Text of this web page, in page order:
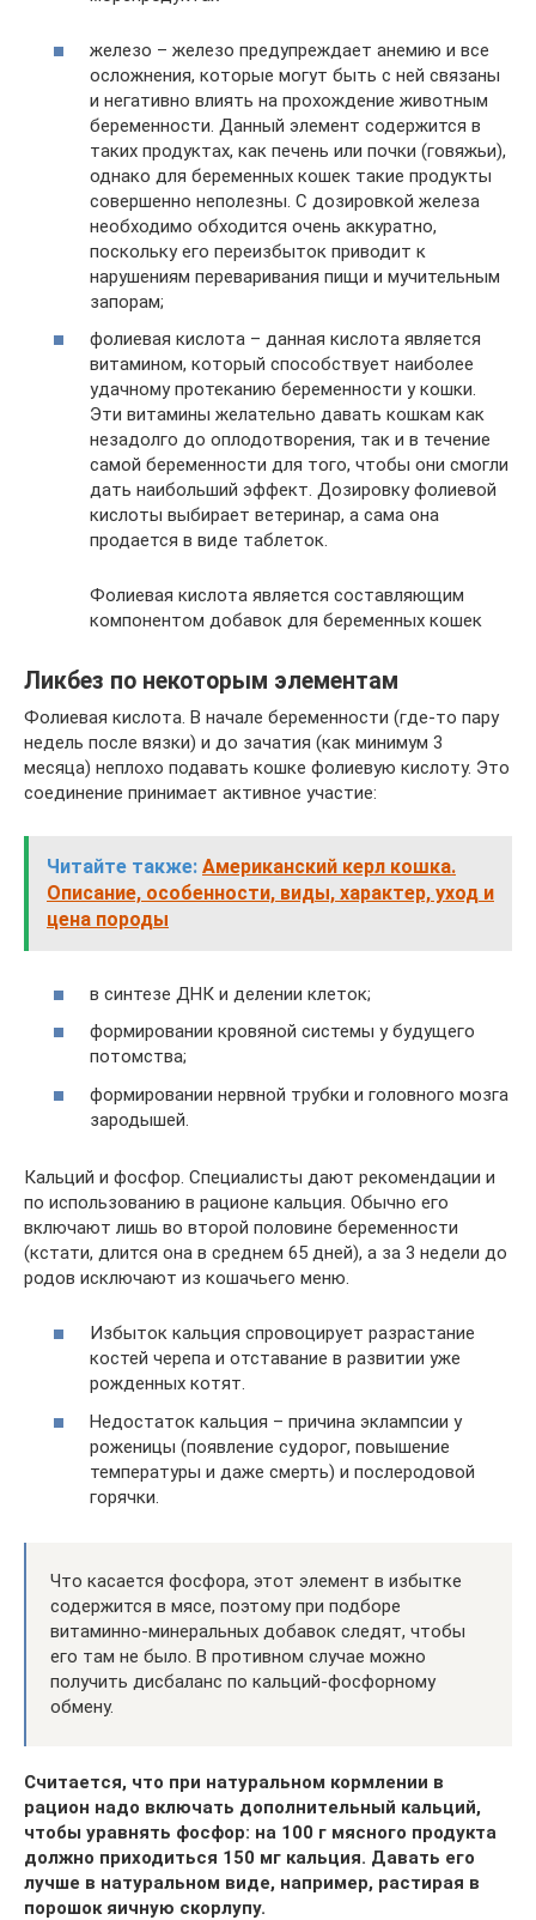
железо – железо предупреждает анемию и все
осложнения, которые могут быть с ней связаны
и негативно влиять на прохождение животным
беременности. Данный элемент содержится в
таких продуктах, как печень или почки (говяжьи),
однако для беременных кошек такие продукты
совершенно неполезны. С дозировкой железа
необходимо обходится очень аккуратно,
поскольку его переизбыток приводит к
нарушениям переваривания пищи и мучительным
запорам;
фолиевая кислота – данная кислота является
витамином, который способствует наиболее
удачному протеканию беременности у кошки.
Эти витамины желательно давать кошкам как
незадолго до оплодотворения, так и в течение
самой беременности для того, чтобы они смогли
дать наибольший эффект. Дозировку фолиевой
кислоты выбирает ветеринар, а сама она
продается в виде таблеток.
Фолиевая кислота является составляющим
компонентом добавок для беременных кошек
Ликбез по некоторым элементам
Фолиевая кислота. В начале беременности (где-то пару
недель после вязки) и до зачатия (как минимум 3
месяца) неплохо подавать кошке фолиевую кислоту. Это
соединение принимает активное участие:
Читайте также: Американский керл кошка.
Описание, особенности, виды, характер, уход и
цена породы
в синтезе ДНК и делении клеток;
формировании кровяной системы у будущего
потомства;
формировании нервной трубки и головного мозга
зародышей.
Кальций и фосфор. Специалисты дают рекомендации и
по использованию в рационе кальция. Обычно его
включают лишь во второй половине беременности
(кстати, длится она в среднем 65 дней), а за 3 недели до
родов исключают из кошачьего меню.
Избыток кальция спровоцирует разрастание
костей черепа и отставание в развитии уже
рожденных котят.
Недостаток кальция – причина эклампсии у
роженицы (появление судорог, повышение
температуры и даже смерть) и послеродовой
горячки.
Что касается фосфора, этот элемент в избытке
содержится в мясе, поэтому при подборе
витаминно-минеральных добавок следят, чтобы
его там не было. В противном случае можно
получить дисбаланс по кальций-фосфорному
обмену.
Считается, что при натуральном кормлении в
рацион надо включать дополнительный кальций,
чтобы уравнять фосфор: на 100 г мясного продукта
должно приходиться 150 мг кальция. Давать его
лучше в натуральном виде, например, растирая в
порошок яичную скорлупу.